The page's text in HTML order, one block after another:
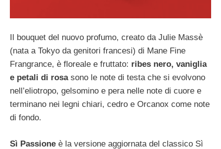
Il bouquet del nuovo profumo, creato da Julie Massè
(nata a Tokyo da genitori francesi) di Mane Fine
Frangrance, è floreale e fruttato: ribes nero, vaniglia
e petali di rosasono le note di testa che si evolvono
nell’eliotropo, gelsomino e pera nelle note di cuore e
terminano nei legni chiari, cedro e Orcanox come note
di fondo.
Sì Passione è la versione aggiornata del classico Sì